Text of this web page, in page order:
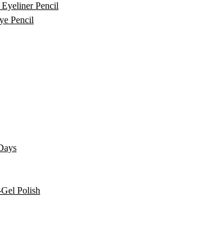
Pencil
Pencil
Gel Polish